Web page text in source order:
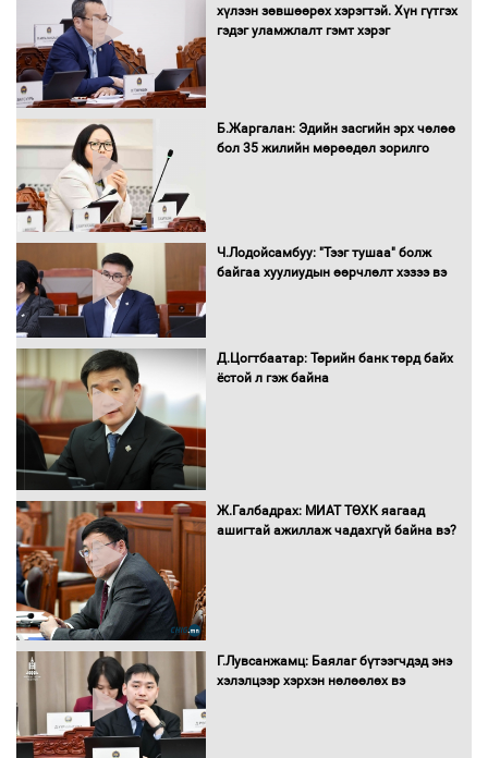
хүлээн зөвшөөрөх хэрэгтэй. Хүн гүтгэх
гэдэг уламжлалт гэмт хэрэг
Б.Жаргалан: Эдийн засгийн эрх чөлөө
бол 35 жилийн мөрөөдөл зорилго
Ч.Лодойсамбуу: "Тээг тушаа" болж
байгаа хуулиудын өөрчлөлт хэзээ вэ
Д.Цогтбаатар: Төрийн банк төрд байх
ёстой л гэж байна
Ж.Галбадрах: МИАТ ТӨХК яагаад
ашигтай ажиллаж чадахгүй байна вэ?
Г.Лувсанжамц: Баялаг бүтээгчдэд энэ
хэлэлцээр хэрхэн нөлөөлөх вэ